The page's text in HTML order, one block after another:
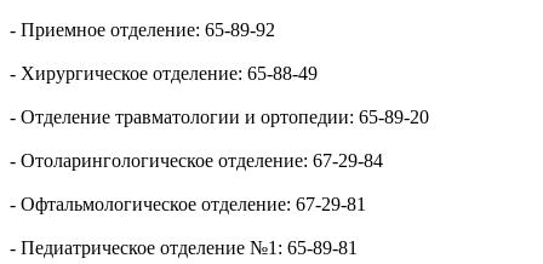
- Приемное отделение: 65-89-92
- Хирургическое отделение: 65-88-49
- Отделение травматологии и ортопедии: 65-89-20
- Отоларингологическое отделение: 67-29-84
- Офтальмологическое отделение: 67-29-81
- Педиатрическое отделение №1: 65-89-81